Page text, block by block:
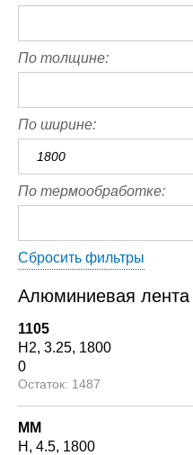
По толщине:
По ширине:
1800
По термообработке:
Сбросить фильтры
Алюминиевая лента
1105
Н2 3.25 1800
0
1487
ММ
Н
4.5 1800